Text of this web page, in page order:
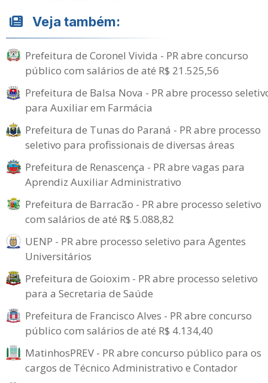
Veja também:
Prefeitura de Coronel Vivida - PR abre concurso
público com salários de até R$ 21.525,56
Prefeitura de Balsa Nova - PR abre processo
para Auxiliar em Farmácia
Prefeitura de Tunas do Paraná - PR abre processo
seletivo para profissionais de diversas áreas
Prefeitura de Renascença - PR abre vagas para
Aprendiz Auxiliar Administrativo
Prefeitura de Barracão - PR abre processo seletivo
com salários de até R$ 5.088,82
UENP - PR abre processo seletivo para Agentes
Universitários
Prefeitura de Goioxim - PR abre processo seletivo
para a Secretaria de Saúde
Prefeitura de Francisco Alves - PR abre concurso
público com salários de até R$ 4.134,40
MatinhosPREV - PR abre concurso público para os
cargos de Técnico Administrativo e Contador